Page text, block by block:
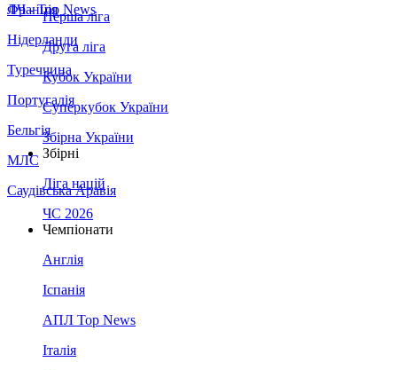
Франція
Нідерланди
Туреччина
Португалія
Бельгія
МЛС
Саудівська Аравія
ЛЧ - Top News
Перша ліга
Друга ліга
Кубок України
Суперкубок України
Збірна України
Збірні
Ліга націй
ЧС 2026
Чемпіонати
Англія
Іспанія
АПЛ Top News
Італія